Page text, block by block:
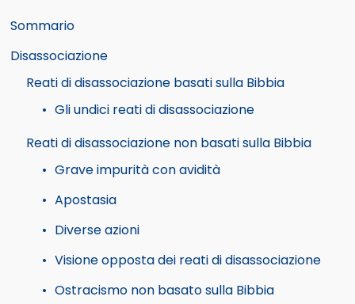
Sommario
Disassociazione
Reati di disassociazione basati sulla Bibbia
Gli undici reati di disassociazione
Reati di disassociazione non basati sulla Bibbia
Grave impurità con avidità
Apostasia
Diverse azioni
Visione opposta dei reati di disassociazione
Ostracismo non basato sulla Bibbia